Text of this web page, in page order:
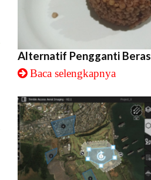
Alternatif Pengganti Beras
Baca selengkapnya